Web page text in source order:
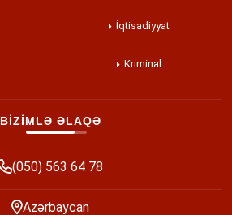
İqtisadiyyat
Kriminal
BİZİMLƏ ƏLAQƏ
(050) 563 64 78
Azərbaycan